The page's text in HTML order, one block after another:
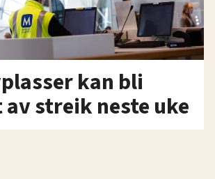
kan bli
streik neste uke